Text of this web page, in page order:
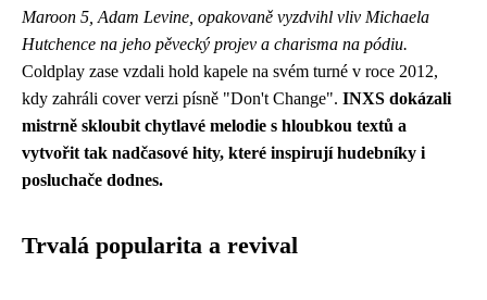
Maroon 5, Adam Levine, opakovaně vyzdvihl vliv Michaela
Hutchence na jeho pěvecký projev a charisma na pódiu.
Coldplay zase vzdali hold kapele na svém turné v roce 2012,
kdy zahráli cover verzi písně "Don't Change". INXS dokázali
mistrně skloubit chytlavé melodie s hloubkou textů a
vytvořit tak nadčasové hity, které inspirují hudebníky i
posluchače dodnes.
Trvalá popularita a revival